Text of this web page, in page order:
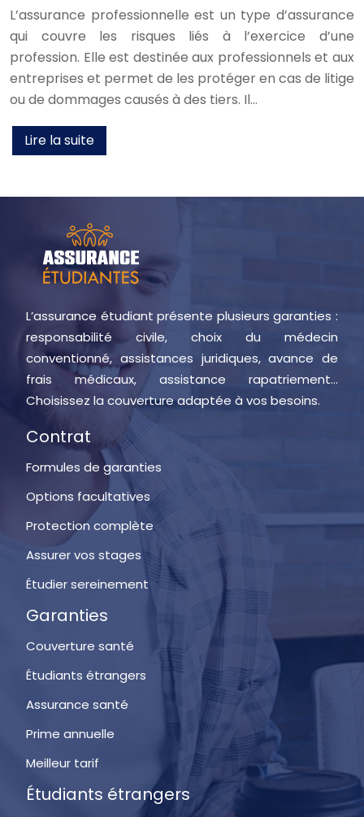
L’assurance professionnelle est un type d’assurance
qui couvre les risques liés à l’exercice d’une
profession. Elle est destinée aux professionnels et aux
entreprises et permet de les protéger en cas de litige
ou de dommages causés à des tiers. Il…
Lire la suite
L’assurance étudiant présente plusieurs garanties :
responsabilité civile, choix du médecin
conventionné, assistances juridiques, avance de
frais médicaux, assistance rapatriement…
Choisissez la couverture adaptée à vos besoins.
Contrat
Formules de garanties
Options facultatives
Protection complète
Assurer vos stages
Étudier sereinement
Garanties
Couverture santé
Étudiants étrangers
Assurance santé
Prime annuelle
Meilleur tarif
Étudiants étrangers